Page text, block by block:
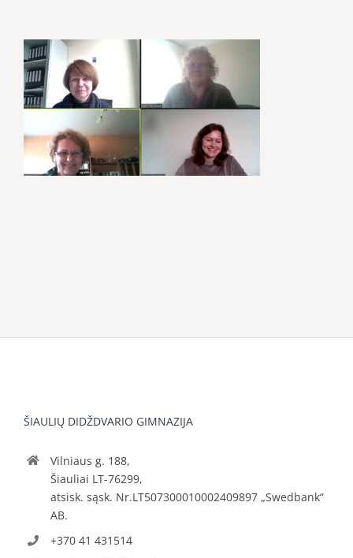
ŠIAULIŲ DIDŽDVARIO GIMNAZIJA
Vilniaus g. 188,
Šiauliai LT-76299,
atsisk. sąsk. Nr.LT507300010002409897 „Swedbank“
AB.
+370 41 431514